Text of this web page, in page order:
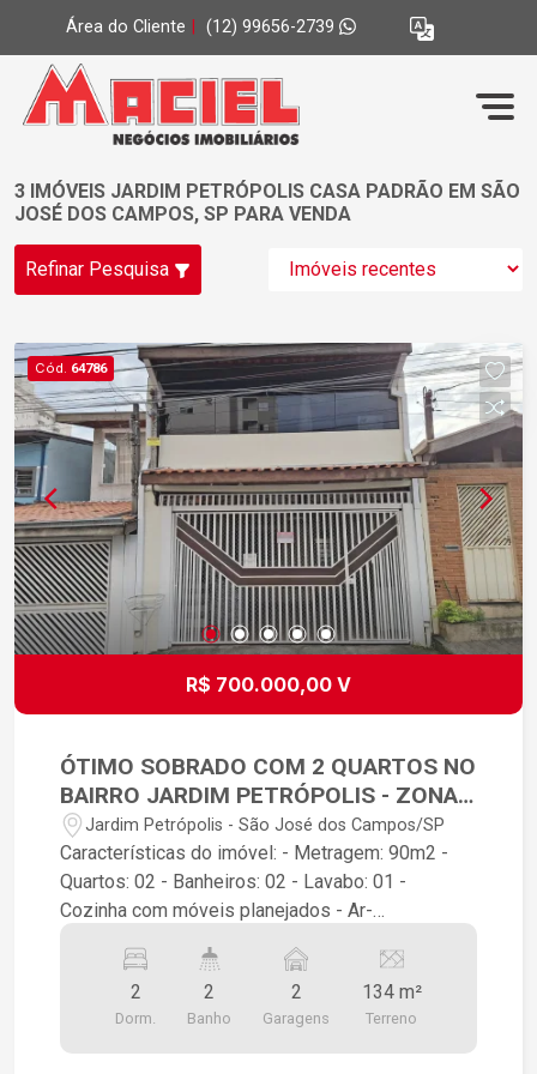
Área do Cliente (12) 99656-2739
3 IMÓVEIS JARDIM PETRÓPOLIS CASA PADRÃO EM SÃO
JOSÉ DOS CAMPOS, SP PARA VENDA
Refinar Pesquisa
Cód. 64786
R$ 700.000,00 V
ÓTIMO SOBRADO COM 2 QUARTOS NO
BAIRRO JARDIM PETRÓPOLIS - ZONA
SUL DE SÃO JOSÉ DOS CAMPOS
Jardim Petrópolis - São José dos Campos/SP
Características do imóvel: - Metragem: 90m2 -
Quartos: 02 - Banheiros: 02 - Lavabo: 01 -
Cozinha com móveis planejados - Ar-
sala/quarto, quando fechada transforma um dos
quartos em suíte - Piso inferior: garagem, sala,
cozinha, quartos e área de lazer com
2
Dorm.
2
Banho
2
Garagens
134 m²
Terreno